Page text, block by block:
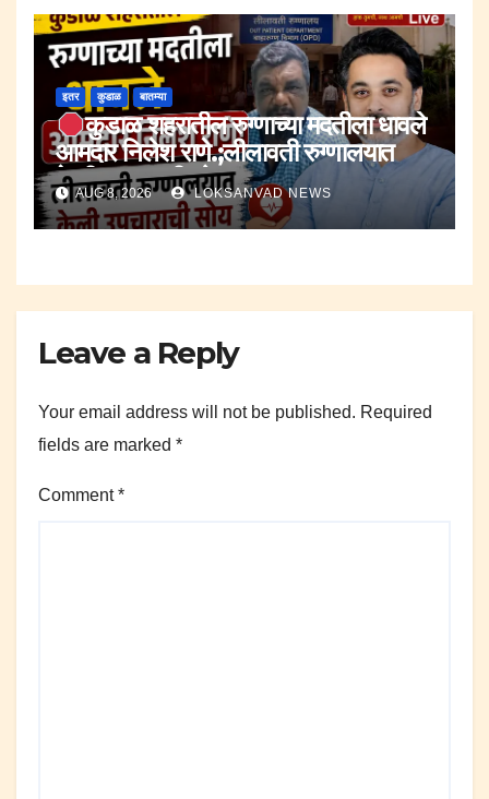
इतर कुडाळ बातम्या
कुडाळ शहरातील रुग्णाच्या मदतीला धावले
आमदार निलेश राणे.;लीलावती रुग्णालयात
केली उपचाराची सोय.
AUG 8, 2026 LOKSANVAD NEWS
Leave a Reply
Your email address will not be published. Required
fields are marked *
Comment*